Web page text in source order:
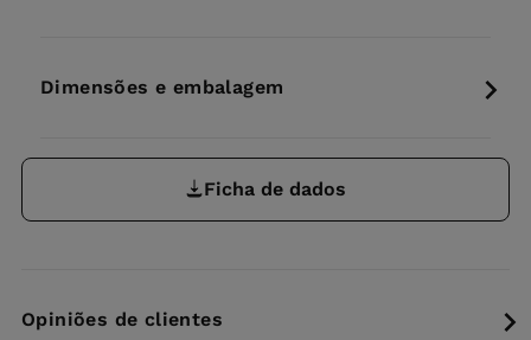
Dimensões e embalagem
Ficha de dados
Opiniões de clientes